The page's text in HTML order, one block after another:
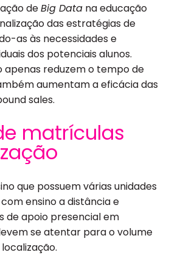
deBig Data na educação
das estratégias de
as às necessidades e
dos potenciais alunos.
apenas reduzem o tempo de
aumentam a eficácia das
sales.
matrículas
que possuem várias unidades
ensino a distância e
de apoio presencial em
se atentar para o volume